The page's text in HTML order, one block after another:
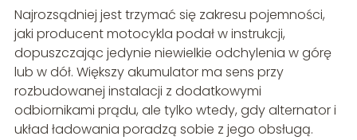
Najrozsądniej jest trzymać się zakresu pojemności,
jaki producent motocykla podał w instrukcji,
dopuszczając jedynie niewielkie odchylenia w górę
lub w dół. Większy akumulator ma sens przy
rozbudowanej instalacji z dodatkowymi
odbiornikami prądu, ale tylko wtedy, gdy alternator i
układ ładowania poradzą sobie z jego obsługą.